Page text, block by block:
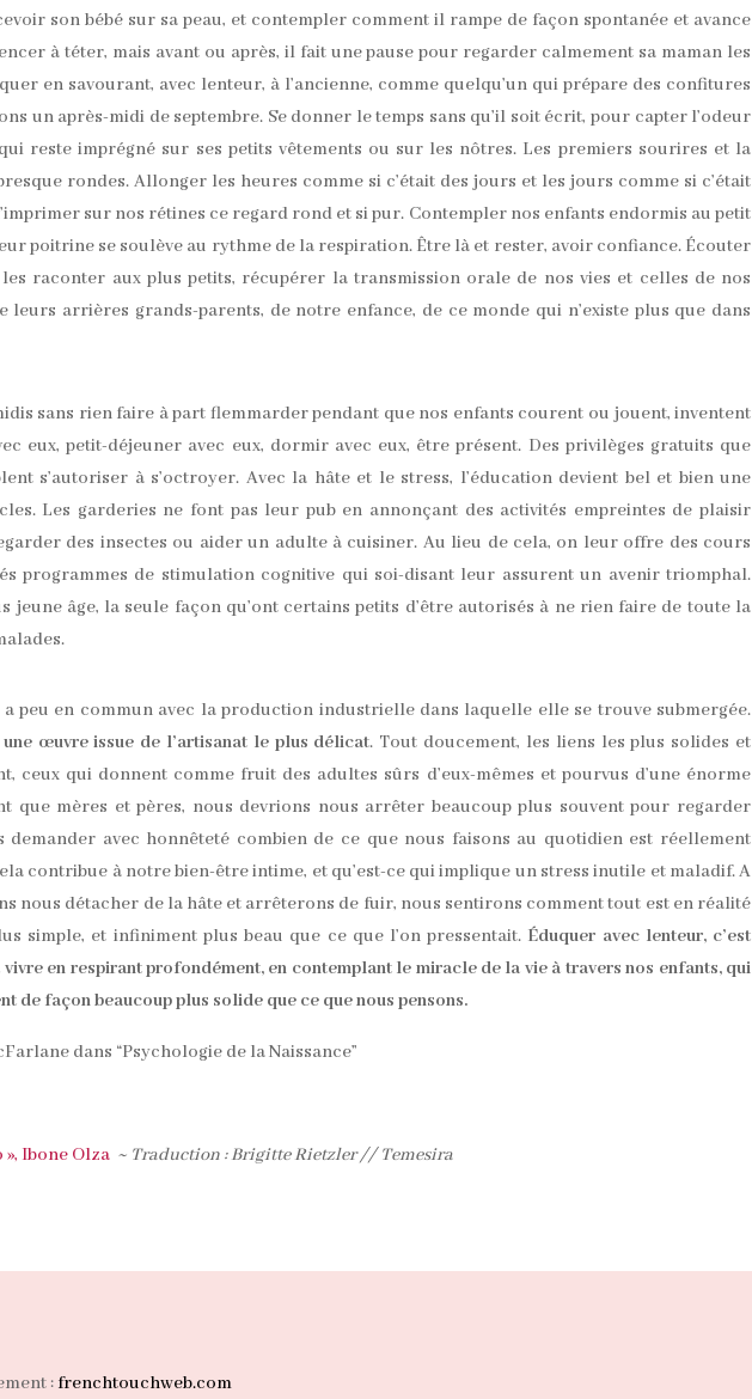
son bébé sur sa peau, et contempler comment il rampe de façon spontanée et avance
à téter, mais avant ou après, il fait une pause pour regarder calmement sa maman les
en savourant, avec lenteur, à l’ancienne, comme quelqu’un qui prépare des confitures
un après-midi de septembre. Se donner le temps sans qu’il soit écrit, pour capter l’odeur
reste imprégné sur ses petits vêtements ou sur les nôtres. Les premiers sourires et la
rondes. Allonger les heures comme si c’était des jours et les jours comme si c’était
sur nos rétines ce regard rond et si pur. Contempler nos enfants endormis au petit
poitrine se soulève au rythme de la respiration. Être là et rester, avoir confiance. Écouter
raconter aux plus petits, récupérer la transmission orale de nos vies et celles de nos
leurs arrières grands-parents, de notre enfance, de ce monde qui n’existe plus que dans
sans rien faire à part flemmarder pendant que nos enfants courent ou jouent, inventent
eux, petit-déjeuner avec eux, dormir avec eux, être présent. Des privilèges gratuits que
s’autoriser à s’octroyer. Avec la hâte et le stress, l’éducation devient bel et bien une
Les garderies ne font pas leur pub en annonçant des activités empreintes de plaisir
des insectes ou aider un adulte à cuisiner. Au lieu de cela, on leur offre des cours
programmes de stimulation cognitive qui soi-disant leur assurent un avenir triomphal.
jeune âge, la seule façon qu’ont certains petits d’être autorisés à ne rien faire de toute la
a peu en commun avec la production industrielle dans laquelle elle se trouve submergée.
une œuvre issue de l’artisanat le plus délicat. Tout doucement, les liens les plus solides et
ceux qui donnent comme fruit des adultes sûrs d’eux-mêmes et pourvus d’une énorme
que mères et pères, nous devrions nous arrêter beaucoup plus souvent pour regarder
avec honnêteté combien de ce que nous faisons au quotidien est réellement
contribue à notre bien-être intime, et qu’est-ce qui implique un stress inutile et maladif. A
nous détacher de la hâte et arrêterons de fuir, nous sentirons comment tout est en réalité
simple, et infiniment plus beau que ce que l’on pressentait. Éduquer avec lenteur, c’est
vivre en respirant profondément, en contemplant le miracle de la vie à travers nos enfants, qui
de façon beaucoup plus solide que ce que nous pensons.
dans “Psychologie de la Naissance”
Ibone Olza ~ Traduction : Brigitte Rietzler // Temesira
: frenchtouchweb.com